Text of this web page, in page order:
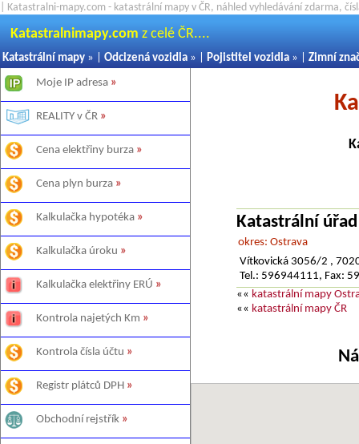
| Katastralni-mapy.com - katastrální mapy v ČR, náhled vyhledávání zdarma,
Katastralnimapy.com z celé ČR....
Katastrální mapy » | Odcizená vozidla » | Pojistitel vozidla » | Zimní
Moje IP adresa »
REALITY v ČR »
Cena elektřiny burza »
Cena plyn burza »
Kalkulačka hypotéka »
Kalkulačka úroku »
Kalkulačka elektřiny ERÚ »
Kontrola najetých Km »
Kontrola čísla účtu »
Registr plátců DPH »
Obchodní rejstřík »
Katastrální
okres: Ostrava
Vítkovická 3056/2 ,
Tel.: 596944111, Fax:
«« katastrální mapy
«« katastrální mapy ČR